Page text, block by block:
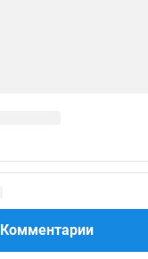
Комментарии